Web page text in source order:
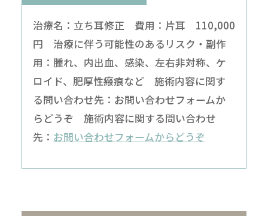
治療名：立ち耳修正 費用：片耳 110,000
円 治療に伴う可能性のあるリスク・副作
用：腫れ、内出血、感染、左右非対称、ケ
ロイド、肥厚性瘢痕など 施術内容に関す
る問い合わせ先：お問い合わせフォームか
らどうぞ 施術内容に関する問い合わせ
先： お問い合わせフォームからどうぞ